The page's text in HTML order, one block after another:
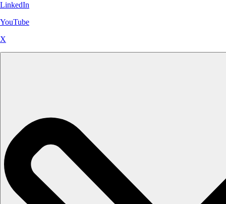
LinkedIn
YouTube
X